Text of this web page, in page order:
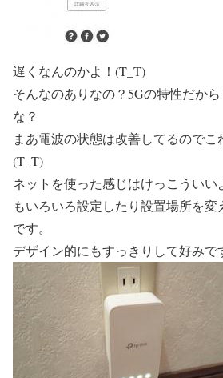
遅くなんのかよ！(T_T)
そんなのありなの？5Gの特性だか
な？
まあ電波の状態は改善してるのでこ
(T_T)
ネットを使った感じはけっこういい
もいろいろ設定したり設置場所を変
です。
デザイン的にもすっきりして好みで